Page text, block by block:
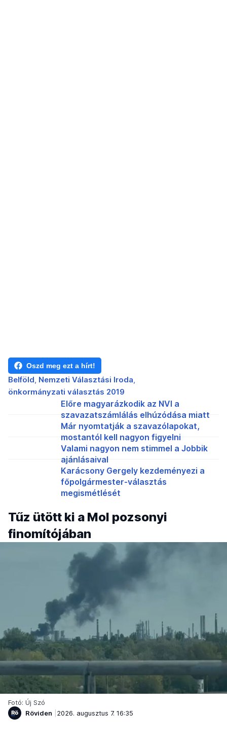
Oszd meg ezt a hírt!
Belföld Nemzeti Választási Iroda
önkormányzati választás 2019
Előre magyarázkodik az NVI a
szavazatszámlálás elhúzódása miatt
Már nyomtatják a szavazólapokat,
mostantól kell nagyon figyelni
Valami nagyon nem stimmel a Jobbik
ajánlásaival
Karácsony Gergely kezdeményezi a
főpolgármester-választás
megismétlését
Tűz ütött ki a Mol pozsonyi
finomítójában
Fotó: Új Szó
Röviden
2026. augusztus 7. 16:35